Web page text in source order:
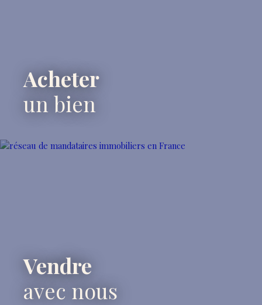
Acheter
un bien
Vendre
avec nous